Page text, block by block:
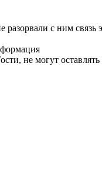
разорвали с ним
, не могут